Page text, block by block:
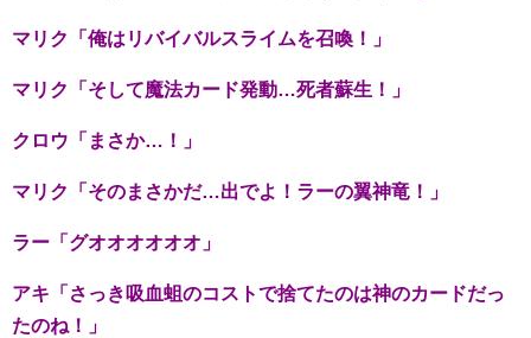
マリク「俺はリバイバルスライムを召喚！」
マリク「そして魔法カード発動…死者蘇生！」
クロウ「まさか…！」
マリク「そのまさかだ…出でよ！ラーの翼神竜！」
ラー「グオオオオオオ」
アキ「さっき吸血蛆のコストで捨てたのは神のカードだっ
たのね！」